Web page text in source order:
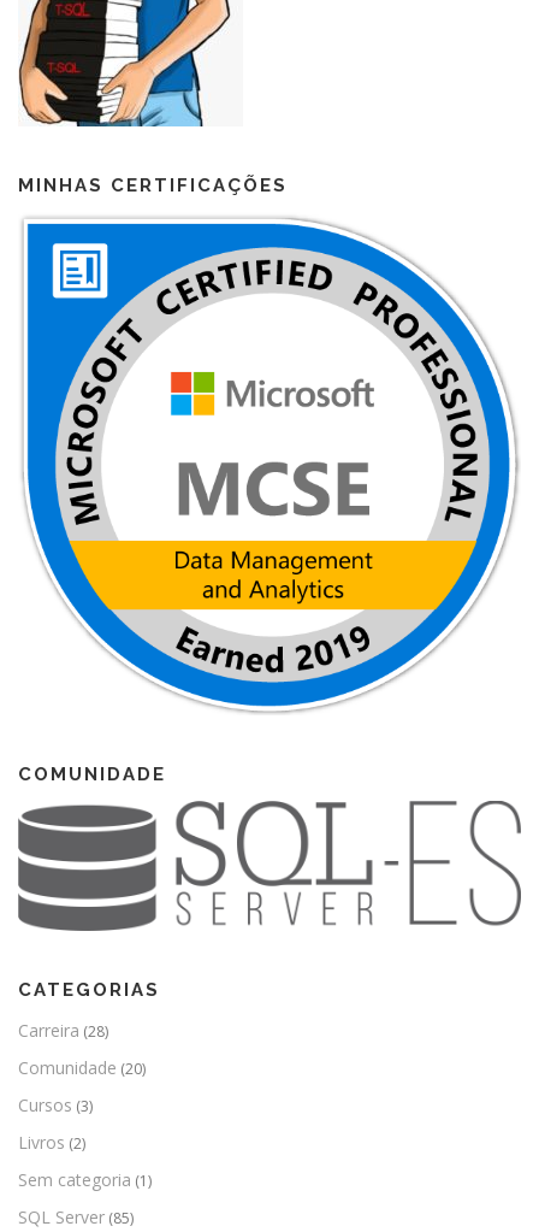
MINHAS CERTIFICAÇÕES
COMUNIDADE
CATEGORIAS
Carreira (28)
Comunidade (20)
Cursos (3)
Livros (2)
Sem categoria (1)
SQL Server (85)